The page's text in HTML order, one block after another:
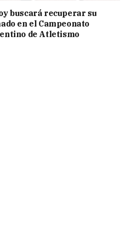
buscará recuperar su
en el Campeonato
de Atletismo